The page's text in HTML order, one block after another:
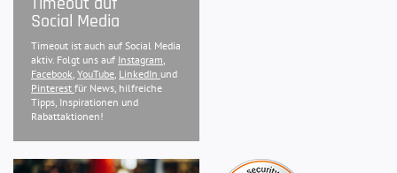
Social Media
Timeout ist auch auf Social Media
aktiv. Folgt uns auf Instagram,
Facebook, YouTube, LinkedIn und
Pinterest für News, hilfreiche
Tipps, Inspirationen und
Rabattaktionen!